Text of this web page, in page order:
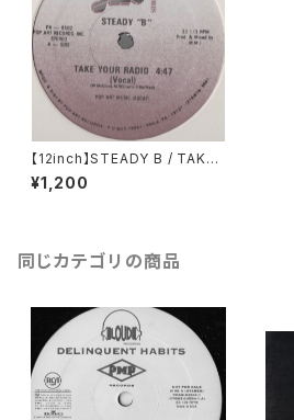
【12inch】STEADY B / TAKE
YOUR RADIO
¥1,200
同じカテゴリの商品